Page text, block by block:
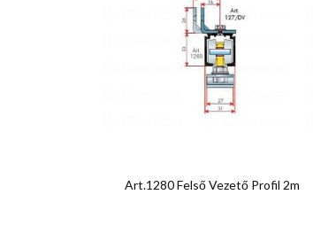
Art.1280 Felső Vezető Profil 2m
Előnézet